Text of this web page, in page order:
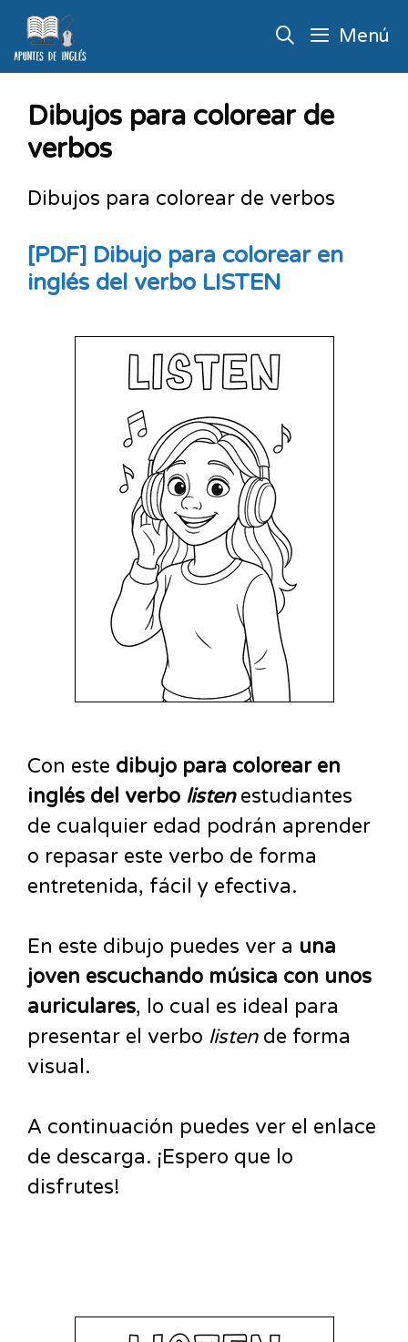
Menú
Dibujos para colorear de
verbos
Dibujos para colorear de verbos
[PDF] Dibujo para colorear en
inglés del verbo LISTEN
Con este dibujo para colorear en
inglés del verbo listenestudiantes
de cualquier edad podrán aprender
o repasar este verbo de forma
entretenida, fácil y efectiva.
En este dibujo puedes ver a una
joven escuchando música con unos
auriculares, lo cual es ideal para
presentar el verbo listen de forma
visual.
A continuación puedes ver el enlace
de descarga. ¡Espero que lo
disfrutes!